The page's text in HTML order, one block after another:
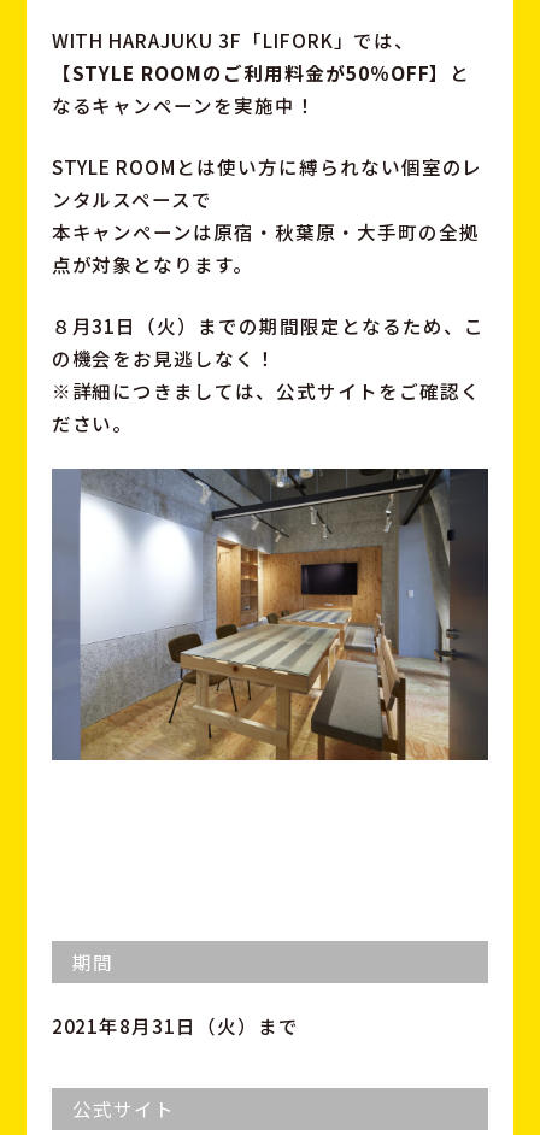
WITH HARAJUKU 3F「LIFORK」では、
【STYLE ROOMのご利用料金が50％OFF】
と
なるキャンペーンを実施中！
STYLE ROOMとは使い方に縛られない個室のレ
ンタルスペースで
本キャンペーンは原宿・秋葉原・大手町の全拠
点が対象となります。
８月31日（火）までの期間限定となるため、こ
の機会をお見逃しなく！
※詳細につきましては、公式サイトをご確認く
ださい。
期間
2021年8月31日（火）まで
公式サイト